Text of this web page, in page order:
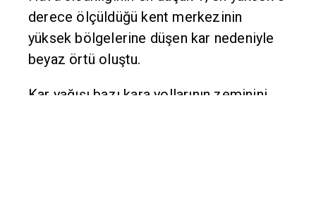
Hava sıcaklığının en düşük 1, en yüksek 8
derece ölçüldüğü kent merkezinin
yüksek bölgelerine düşen kar nedeniyle